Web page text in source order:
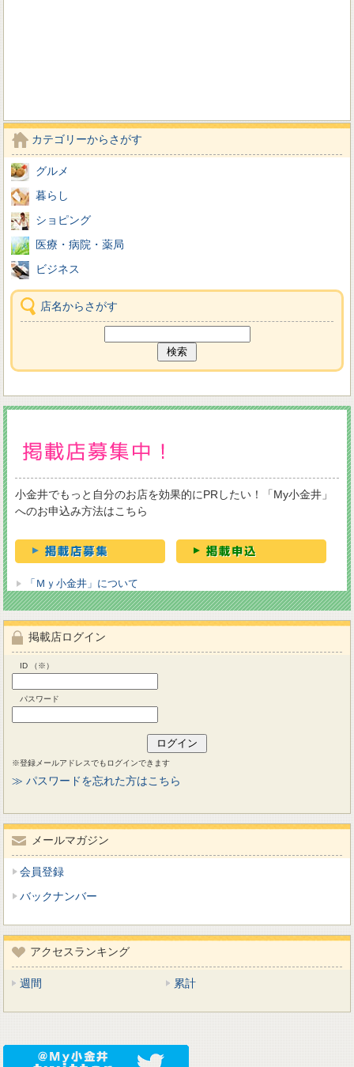
カテゴリーからさがす
グルメ
暮らし
ショピング
医療・病院・薬局
ビジネス
店名からさがす
小金井でもっと自分のお店を効果的にPRしたい！「My小金井」
へのお申込み方法はこちら
「Ｍｙ小金井」について
掲載店ログイン
ID （※）
パスワード
※登録メールアドレスでもログインできます
≫ パスワードを忘れた方はこちら
メールマガジン
会員登録
バックナンバー
アクセスランキング
週間 累計